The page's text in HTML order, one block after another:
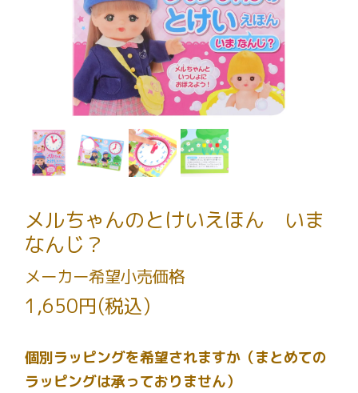
メルちゃんのとけいえほん いま
なんじ？
メーカー希望小売価格
1,650円(税込)
個別ラッピングを希望されますか（まとめての
ラッピングは承っておりません）